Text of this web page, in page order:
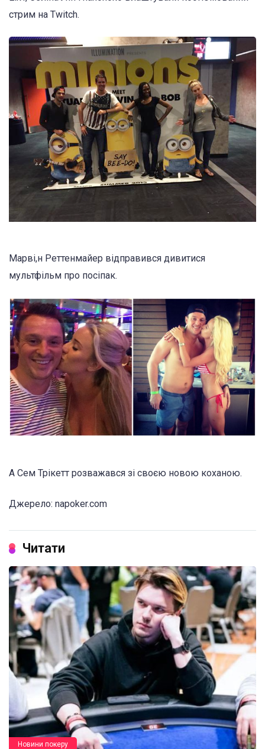
стрим на Twitch.
Марві,н Реттенмайер відправився дивитися
мультфільм про посіпак.
А Сем Трікетт розважався зі своєю новою коханою.
Джерело: napoker.com
Читати
Новини покеру